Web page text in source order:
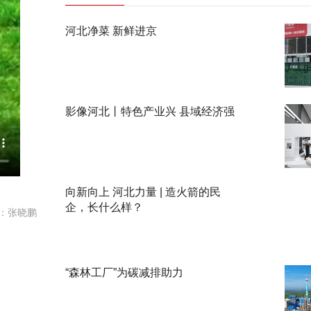
张晓鹏
河北净菜 新鲜进京
影像河北丨特色产业兴 县域经济强
向新向上 河北力量 | 造火箭的民
企，长什么样？
“森林工厂”为碳减排助力